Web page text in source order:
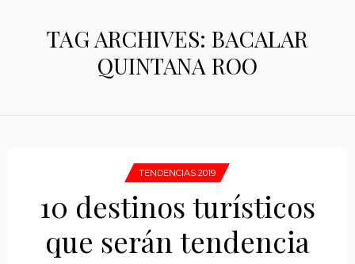
TAG ARCHIVES: BACALAR
QUINTANA ROO
TENDENCIAS 2019
10 destinos turísticos
que serán tendencia